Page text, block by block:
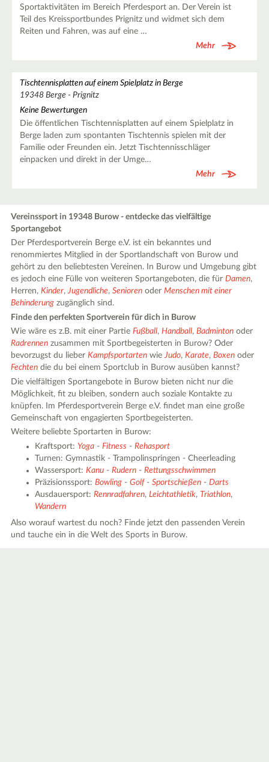
Sportaktivitäten im Bereich Pferdesport an. Der Verein ist
Teil des Kreissportbundes Prignitz und widmet sich dem
Reiten und Fahren, was auf eine …
Mehr
Tischtennisplatten auf einem Spielplatz in Berge
19348 Berge - Prignitz
Keine Bewertungen
Die öffentlichen Tischtennisplatten auf einem Spielplatz in
Berge laden zum spontanten Tischtennis spielen mit der
Familie oder Freunden ein. Jetzt Tischtennisschläger
einpacken und direkt in der Umge…
Mehr
Vereinssport in 19348 Burow - entdecke das vielfältige
Sportangebot
Der Pferdesportverein Berge e.V. ist ein bekanntes und
renommiertes Mitglied in der Sportlandschaft von Burow und
gehört zu den beliebtesten Vereinen. In Burow und Umgebung gibt
es jedoch eine Fülle von weiteren Sportangeboten, die fürDamen,
Herren,Kinder,Jugendliche,Senioren oderMenschen mit einer
Behinderung zugänglich sind.
Finde den perfekten Sportverein für dich in Burow
Wie wäre es z.B. mit einer PartieFußball,Handball,Badminton oder
Radrennen zusammen mit Sportbegeisterten in Burow? Oder
bevorzugst du lieberKampfsportarten wieJudo,Karate,Boxen oder
Fechten die du bei einem Sportclub in Burow ausüben kannst?
Die vielfältigen Sportangebote in Burow bieten nicht nur die
Möglichkeit, fit zu bleiben, sondern auch soziale Kontakte zu
knüpfen. Im Pferdesportverein Berge e.V. findet man eine große
Gemeinschaft von engagierten Sportbegeisterten.
Weitere beliebte Sportarten in Burow:
Kraftsport: Yoga -Fitness -Rehasport
Turnen: Gymnastik - Trampolinspringen - Cheerleading
Wassersport:Kanu -Rudern -Rettungsschwimmen
Präzisionssport:Bowling -Golf-Sportschießen -Darts
Ausdauersport:Rennradfahren,Leichtathletik,Triathlon,
Wandern
Also worauf wartest du noch? Finde jetzt den passenden Verein
und tauche ein in die Welt des Sports in Burow.